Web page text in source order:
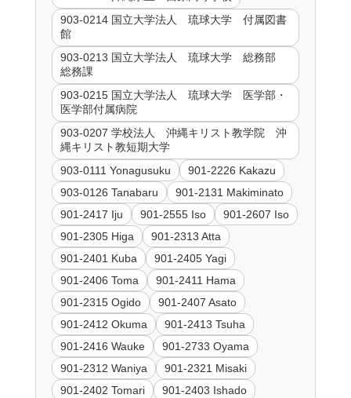
903-0214 国立大学法人 琉球大学 付属図書
館
903-0213 国立大学法人 琉球大学 総務部
総務課
903-0215 国立大学法人 琉球大学 医学部・
医学部付属病院
903-0207 学校法人 沖縄キリスト教学院 沖
縄キリスト教短期大学
903-0111 Yonagusuku
901-2226 Kakazu
903-0126 Tanabaru
901-2131 Makiminato
901-2417 Iju
901-2555 Iso
901-2607 Iso
901-2305 Higa
901-2313 Atta
901-2401 Kuba
901-2405 Yagi
901-2406 Toma
901-2411 Hama
901-2315 Ogido
901-2407 Asato
901-2412 Okuma
901-2413 Tsuha
901-2416 Wauke
901-2733 Oyama
901-2312 Waniya
901-2321 Misaki
901-2402 Tomari
901-2403 Ishado